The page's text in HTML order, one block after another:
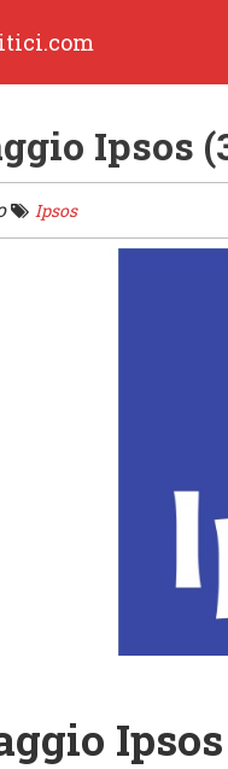
Ipsos
Ipsos